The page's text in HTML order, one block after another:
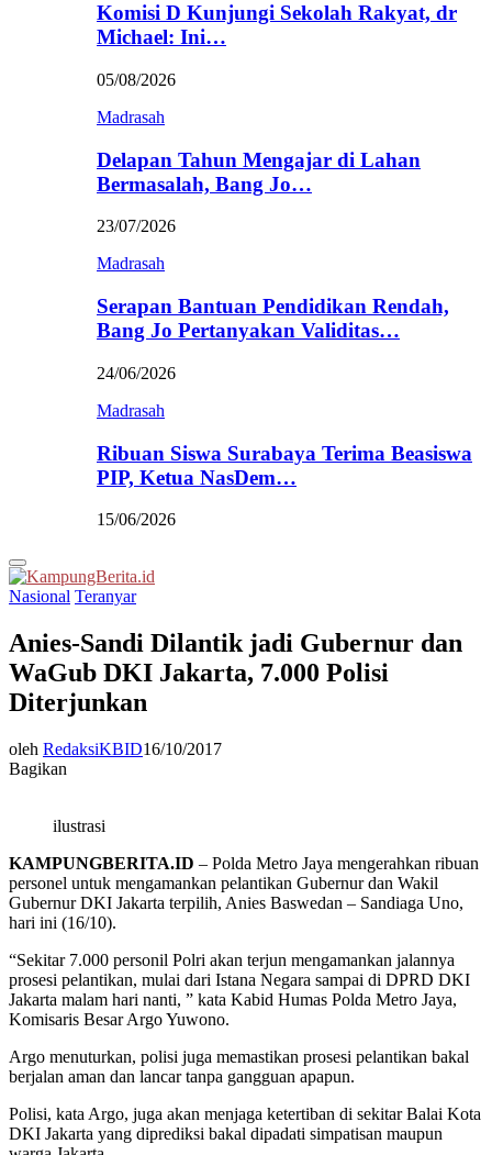
Komisi D Kunjungi Sekolah Rakyat, dr
Michael: Ini…
05/08/2026
Madrasah
Delapan Tahun Mengajar di Lahan
Bermasalah, Bang Jo…
23/07/2026
Madrasah
Serapan Bantuan Pendidikan Rendah,
Bang Jo Pertanyakan Validitas…
24/06/2026
Madrasah
Ribuan Siswa Surabaya Terima Beasiswa
PIP, Ketua NasDem…
15/06/2026
Primary
Menu
Nasional Teranyar
Anies-Sandi Dilantik jadi Gubernur dan
WaGub DKI Jakarta, 7.000 Polisi
Diterjunkan
oleh RedaksiKBID16/10/2017
Bagikan
ilustrasi
KAMPUNGBERITA.ID – Polda Metro Jaya mengerahkan ribuan
personel untuk mengamankan pelantikan Gubernur dan Wakil
Gubernur DKI Jakarta terpilih, Anies Baswedan – Sandiaga Uno,
hari ini (16/10).
“Sekitar 7.000 personil Polri akan terjun mengamankan jalannya
prosesi pelantikan, mulai dari Istana Negara sampai di DPRD DKI
Jakarta malam hari nanti, ” kata Kabid Humas Polda Metro Jaya,
Komisaris Besar Argo Yuwono.
Argo menuturkan, polisi juga memastikan prosesi pelantikan bakal
berjalan aman dan lancar tanpa gangguan apapun.
Polisi, kata Argo, juga akan menjaga ketertiban di sekitar Balai Kota
DKI Jakarta yang diprediksi bakal dipadati simpatisan maupun